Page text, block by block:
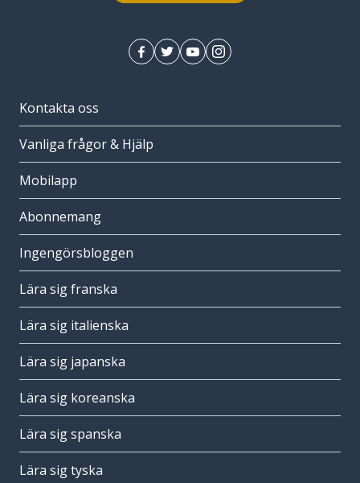
Kontakta oss
Vanliga frågor & Hjälp
Mobilapp
Abonnemang
Ingengörsbloggen
Lära sig franska
Lära sig italienska
Lära sig japanska
Lära sig koreanska
Lära sig spanska
Lära sig tyska